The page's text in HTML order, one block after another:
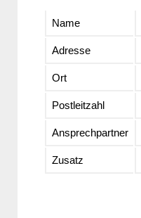
Name
Adresse
Ort
Postleitzahl
Ansprechpartner
Zusatz